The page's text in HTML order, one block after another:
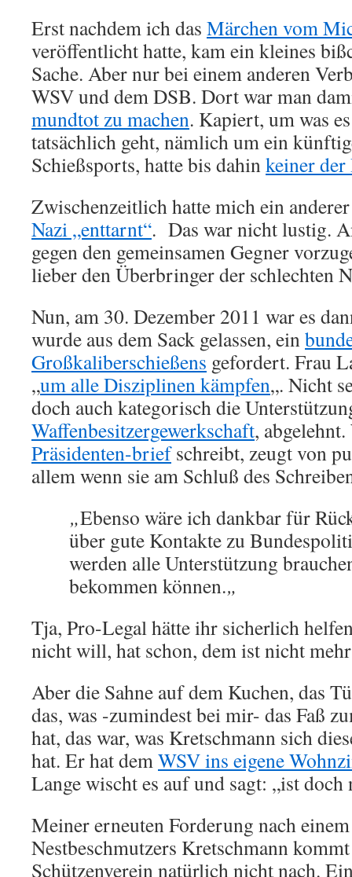
Erst nachdem ich das Märchen vom
veröffentlicht hatte, kam ein kleines
Sache. Aber nur bei einem anderen
WSV und dem DSB. Dort war man
mundtot zu machen. Kapiert, um was
tatsächlich geht, nämlich um ein
Schießsports, hatte bis dahinkeiner
Zwischenzeitlich hatte mich ein
Nazi „enttarnt“. Das war nicht lustig.
gegen den gemeinsamen Gegner
lieber den Überbringer der schlechten
Nun, am 30. Dezember 2011 war es
wurde aus dem Sack gelassen, ein
Großkaliberschießens gefordert. Frau
„um alle Disziplinen kämpfen„. Nicht
doch auch kategorisch die
Waffenbesitzergewerkschaft,
Präsidenten-briefschreibt, zeugt von
allem wenn sie am Schluß des
„Ebenso wäre ich dankbar für
über gute Kontakte zu
werden alle Unterstützung
bekommen können.„
Tja, Pro-Legal hätte ihr sicherlich
nicht will, hat schon, dem ist nicht
Aber die Sahne auf dem Kuchen, das
das, was -zumindest bei mir- das Faß
hat, das war, was Kretschmann sich
hat. Er hat demWSV ins eigene
Lange wischt es auf und sagt: „ist
Meiner erneuten Forderung nach
Nestbeschmutzers Kretschmann
Schützenverein natürlich nicht nach.